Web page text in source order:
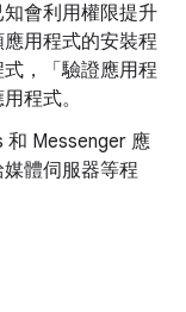
知會利用權限提升
用程式的安裝程
，「驗證應用程
程式。
Messenger 應
體伺服器等程